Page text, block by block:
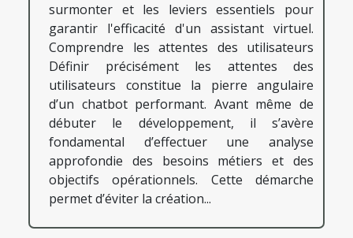
surmonter et les leviers essentiels pour
garantir l'efficacité d'un assistant virtuel.
Comprendre les attentes des utilisateurs
Définir précisément les attentes des
utilisateurs constitue la pierre angulaire
d’un chatbot performant. Avant même de
débuter le développement, il s’avère
fondamental d’effectuer une analyse
approfondie des besoins métiers et des
objectifs opérationnels. Cette démarche
permet d’éviter la création...